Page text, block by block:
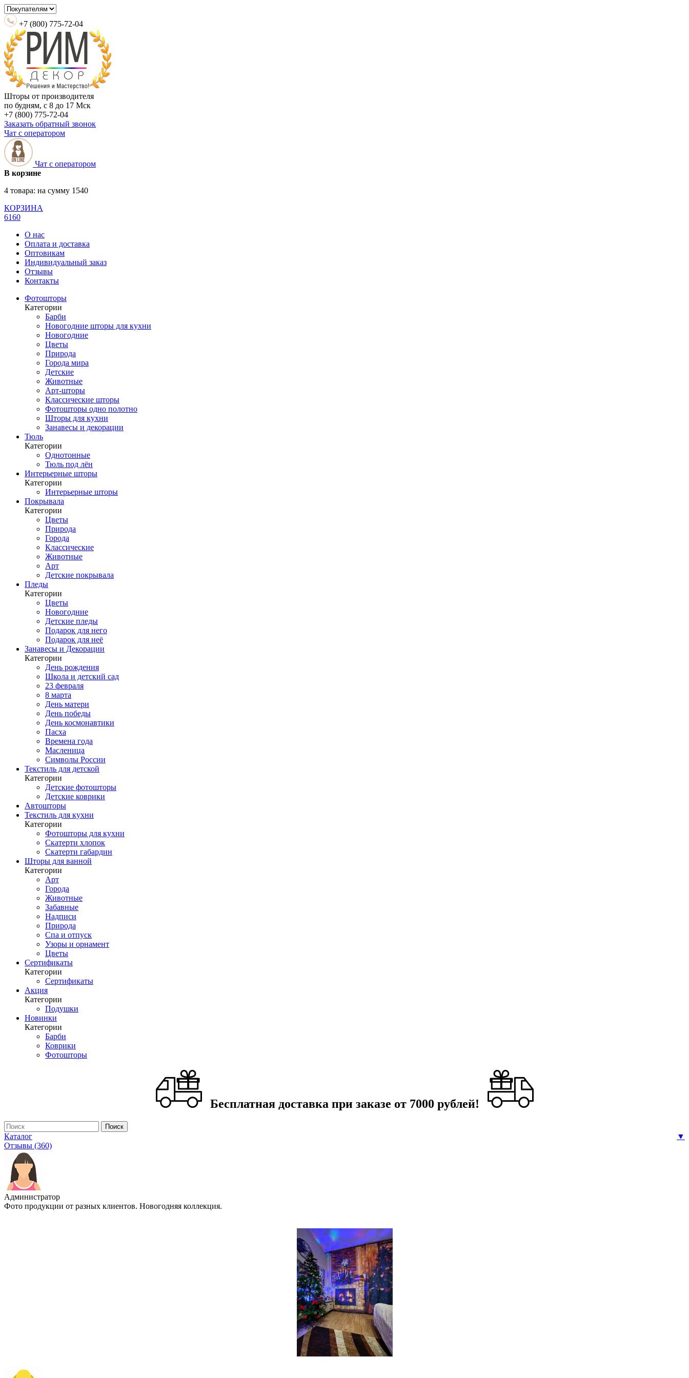
+7 (800) 775-72-04
Шторы от производителя
по будням, с 8 до 17 Мск
+7 (800) 775-72-04
Заказать обратный звонок
Чат с оператором
Чат с оператором
В корзине
4 товара: на сумму 1540
КОРЗИНА
6160
О нас
Оплата и доставка
Оптовикам
Индивидуальный заказ
Отзывы
Контакты
Фотошторы
Категории
Барби
Новогодние шторы для кухни
Новогодние
Цветы
Природа
Города мира
Детские
Животные
Арт-шторы
Классические шторы
Фотошторы одно полотно
Шторы для кухни
Занавесы и декорации
Тюль
Категории
Однотонные
Тюль под лён
Интерьерные шторы
Категории
Интерьерные шторы
Покрывала
Категории
Цветы
Природа
Города
Классические
Животные
Арт
Детские покрывала
Пледы
Категории
Цветы
Новогодние
Детские пледы
Подарок для него
Подарок для неё
Занавесы и Декорации
Категории
День рождения
Школа и детский сад
23 февраля
8 марта
День матери
День победы
День космонавтики
Пасха
Времена года
Масленица
Символы России
Текстиль для детской
Категории
Детские фотошторы
Детские коврики
Автошторы
Текстиль для кухни
Категории
Фотошторы для кухни
Скатерти хлопок
Скатерти габардин
Шторы для ванной
Категории
Арт
Города
Животные
Забавные
Надписи
Природа
Спа и отпуск
Узоры и орнамент
Цветы
Сертификаты
Категории
Сертификаты
Акция
Категории
Подушки
Новинки
Категории
Барби
Коврики
Фотошторы
Бесплатная доставка при заказе от 7000 рублей!
Каталог
▼
Отзывы (360)
Администратор
Фото продукции от разных клиентов. Новогодняя коллекция.